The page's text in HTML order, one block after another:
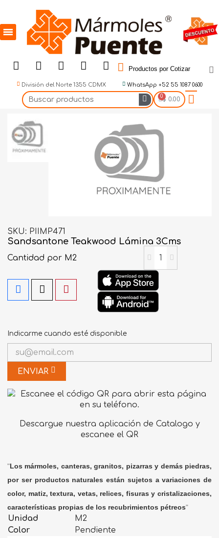
Productos por Cotizar
División del Norte 1355 CDMX WhatsApp +52 55 1087 0600
$ 0.00
SKU PIIMP471
Sandsantone Teakwood Lámina 3Cms
Cantidad por M2
Indicarme cuando esté disponible
ENVIAR
Descargue nuestra aplicación de Catalogo y
escanee el QR
"Los mármoles, canteras, granitos, pizarras y demás piedras,
por ser productos naturales están sujetos a variaciones de
color, matiz, textura, vetas, relices, fisuras y cristalizaciones,
características propias de los recubrimientos pétreos"
Unidad
M2
Color
Pendiente